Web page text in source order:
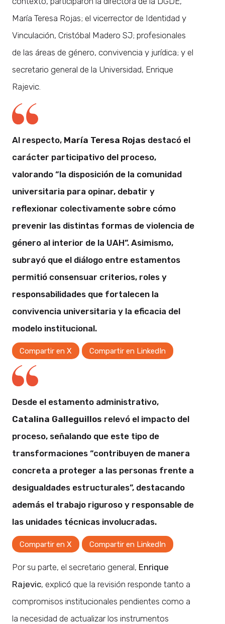
María Teresa Rojas; el vicerrector de Identidad y
Vinculación, Cristóbal Madero SJ; profesionales
de las áreas de género, convivencia y jurídica; y el
secretario general de la Universidad, Enrique
Rajevic.
Al respecto, María Teresa Rojas destacó el
carácter participativo del proceso,
valorando “la disposición de la comunidad
universitaria para opinar, debatir y
reflexionar colectivamente sobre cómo
prevenir las distintas formas de violencia de
género al interior de la UAH”. Asimismo,
subrayó que el diálogo entre estamentos
permitió consensuar criterios, roles y
responsabilidades que fortalecen la
convivencia universitaria y la eficacia del
modelo institucional.
Compartir en X Compartir en LinkedIn
Desde el estamento administrativo,
Catalina Galleguillos relevó el impacto del
proceso, señalando que este tipo de
transformaciones “contribuyen de manera
concreta a proteger a las personas frente a
desigualdades estructurales”, destacando
además el trabajo riguroso y responsable de
las unidades técnicas involucradas.
Compartir en X Compartir en LinkedIn
Por su parte, el secretario general, Enrique
Rajevic, explicó que la revisión responde tanto a
compromisos institucionales pendientes como a
la necesidad de actualizar los instrumentos